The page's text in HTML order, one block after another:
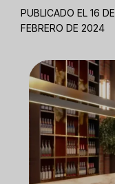
PUBLICADO EL 16 DE
FEBRERO DE 2024